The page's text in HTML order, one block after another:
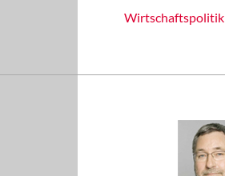
Wirtschaftspolitik